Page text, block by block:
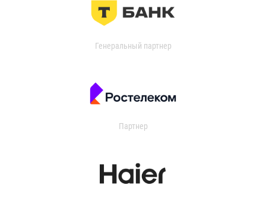
Генеральный партнер
Партнер